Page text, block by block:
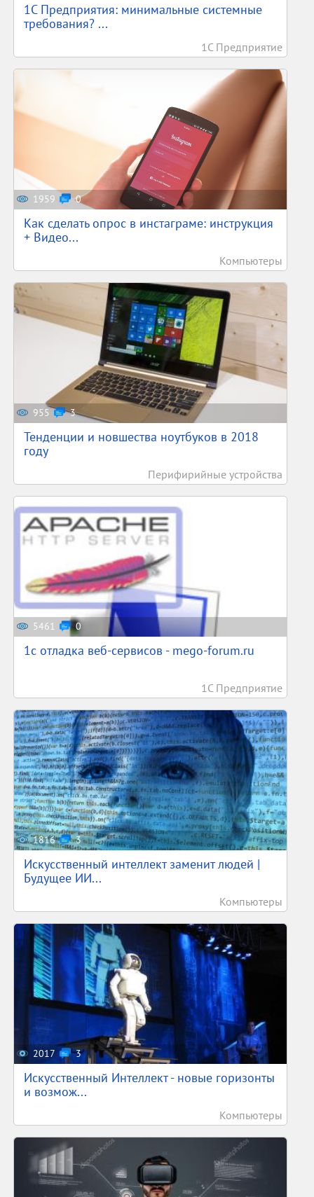
1С Предприятия: минимальные системные
требования? ...
1С Предприятие
1959 0
Как сделать опрос в инстаграме: инструкция
+ Видео...
Компьютеры
955 3
Тенденции и новшества ноутбуков в 2018
году
Перифирийные устройства
5461 0
1c отладка веб-сервисов - mego-forum.ru
1С Предприятие
1816 3
Искусственный интеллект заменит людей |
Будущее ИИ...
Компьютеры
2017 3
Искусственный Интеллект - новые горизонты
и возмож...
Компьютеры